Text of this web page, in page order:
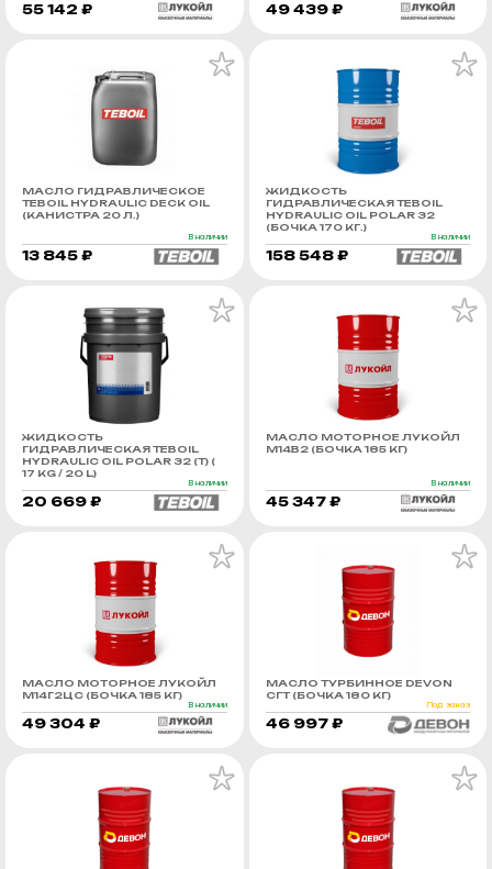
55 142 ₽ 49 439 ₽
МАСЛО ГИДРАВЛИЧЕСКОЕ
TEBOIL HYDRAULIC DECK OIL
(КАНИСТРА 20 Л.)
В наличии
13 845 ₽
ЖИДКОСТЬ
ГИДРАВЛИЧЕСКАЯ TEBOIL
HYDRAULIC OIL POLAR 32
(БОЧКА 170 КГ.)
В наличии
158 548 ₽
ЖИДКОСТЬ
ГИДРАВЛИЧЕСКАЯ TEBOIL
HYDRAULIC OIL POLAR 32 (Т) (
17 KG / 20 L)
В наличии
20 669 ₽
МАСЛО МОТОРНОЕ ЛУКОЙЛ
М14В2 (БОЧКА 185 КГ)
В наличии
45 347 ₽
МАСЛО МОТОРНОЕ ЛУКОЙЛ
М14Г2ЦС (БОЧКА 185 КГ)
В наличии
49 304 ₽
МАСЛО ТУРБИННОЕ DEVON
СГТ (БОЧКА 180 КГ)
Под заказ
46 997 ₽